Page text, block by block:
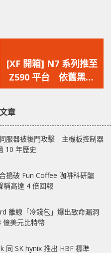
一
篇
文
[XF 開箱] N7 系列推至
Z590 平台 依舊黑白
金屬盔甲 NZXT N7
章
服器被後門攻擊 主機板控制器
10 年歷史
搗破 Fun Coffee 咖啡科研騙
高達 4 倍回報
離線「冷錢包」爆出致命漏洞
億美元比特幣
同 SK hynix 推出 HBF 標準